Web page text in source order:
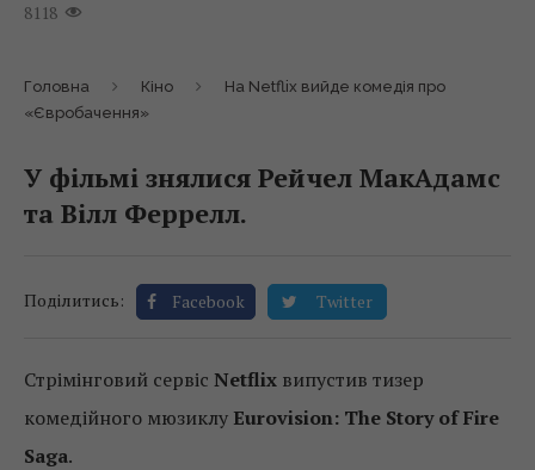
8118
Головна Кіно
На Netflix вийде комедія про
«Євробачення»
У фільмі знялися Рейчел МакАдамс
та Вілл Феррелл.
Поділитись: Facebook Twitter
Стрімінговий сервіс Netflix випустив тизер
комедійного мюзиклу Eurovision: The Story of Fire
Saga.